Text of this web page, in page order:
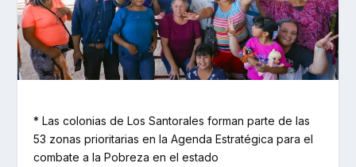
* Las colonias de Los Santorales forman parte de las
53 zonas prioritarias en la Agenda Estratégica para el
combate a la Pobreza en el estado